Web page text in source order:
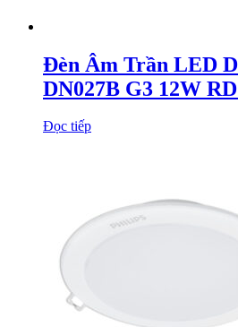
Đèn Âm Trần LED
DN027B G3 12W
Đọc tiếp